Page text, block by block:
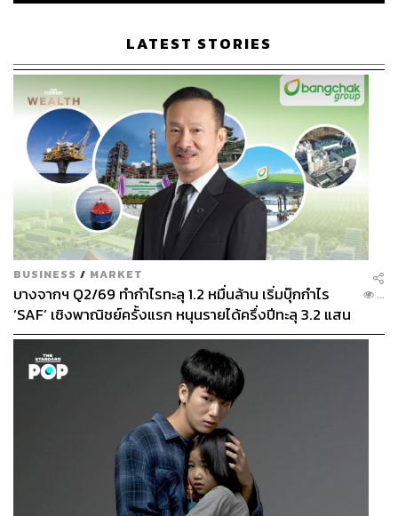
LATEST STORIES
BUSINESS / MARKET
บางจากฯ Q2/69 ทำกำไรทะลุ 1.2 หมื่นล้าน เริ่มบุ๊กกำไร
‘SAF’ เชิงพาณิชย์ครั้งแรก หนุนรายได้ครึ่งปีทะลุ 3.2 แสน
ล้าน
...